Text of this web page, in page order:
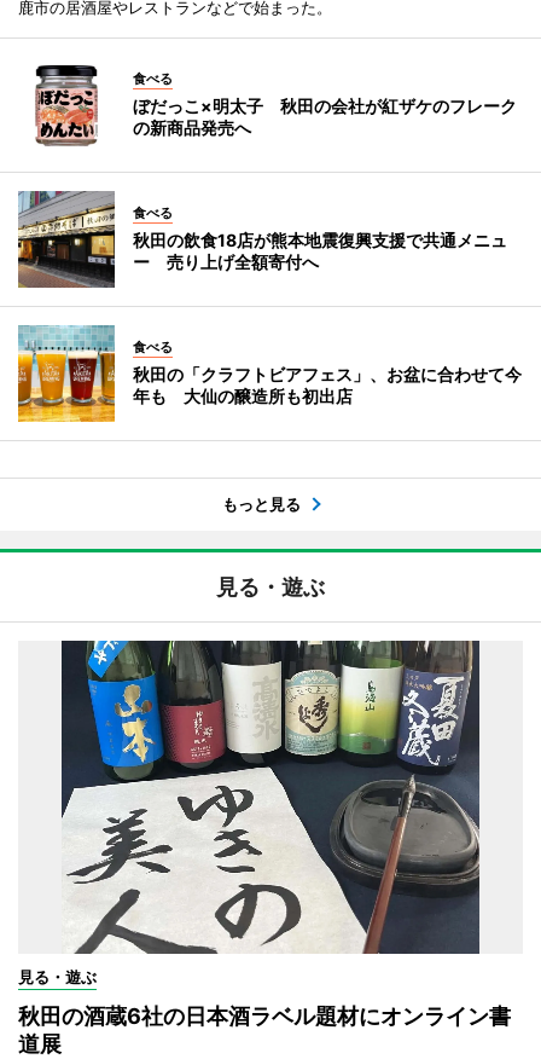
鹿市の居酒屋やレストランなどで始まった。
食べる
ぼだっこ×明太子 秋田の会社が紅ザケのフレーク
の新商品発売へ
食べる
秋田の飲食18店が熊本地震復興支援で共通メニュ
ー 売り上げ全額寄付へ
食べる
秋田の「クラフトビアフェス」、お盆に合わせて今
年も 大仙の醸造所も初出店
もっと見る
見る・遊ぶ
見る・遊ぶ
秋田の酒蔵6社の日本酒ラベル題材にオンライン書
道展